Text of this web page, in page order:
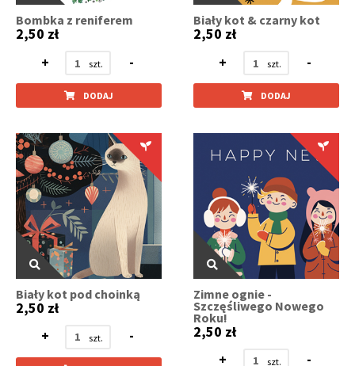
Bombka z reniferem
2,50 zł
+
-
DODAJ
Biały kot & czarny kot
2,50 zł
+
-
DODAJ
Biały kot pod choinką
2,50 zł
+
-
Zimne ognie -
Szczęśliwego Nowego
Roku!
2,50 zł
+
-